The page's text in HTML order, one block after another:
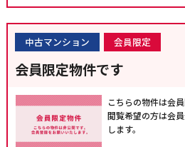
中古マンション 会員限定
会員限定物件です
こちらの物件は会員
閲覧希望の方は会
します。